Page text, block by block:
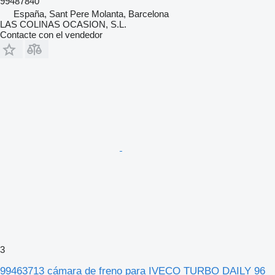
España, Sant Pere Molanta, Barcelona
LAS COLINAS OCASION, S.L.
Contacte con el vendedor
3
99463713 cámara de freno para IVECO TURBO DAILY 96